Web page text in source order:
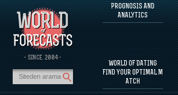
· SINCE. 2004 ·
PROGNOSIS AND
ANALYTICS
WORLD OF DATING
FIND YOUR OPTIMAL M
ATCH
FAQS
ONE’S PERSONALITY
FAMOUS PERSONALITIES
FAQS
RELATIONSHIP COMPATIBILITY
AND ANALYTICS